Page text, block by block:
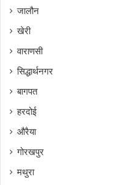
जालौन
खेरी
वाराणसी
सिद्धार्थनगर
बागपत
हरदोई
औरैया
गोरखपुर
मथुरा